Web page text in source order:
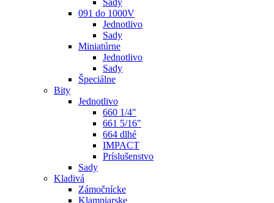
Sady
091 do 1000V
Jednotlivo
Sady
Miniatúrne
Jednotlivo
Sady
Špeciálne
Bity
Jednotlivo
660 1/4"
661 5/16"
664 dlhé
IMPACT
Príslušenstvo
Sady
Kladivá
Zámočnícke
Klampiarske